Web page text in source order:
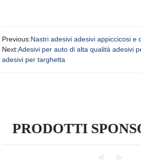
Previous:Nastri adesivi adesivi appiccicosi e
Next:Adesivi per auto di alta qualità adesivi
adesivi per targhetta
PRODOTTI